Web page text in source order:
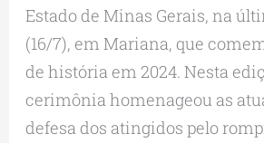
Estado de Minas Gerais, na
(16/7), em Mariana, que
de história em 2024. Nesta
cerimônia homenageou as
defesa dos atingidos pelo